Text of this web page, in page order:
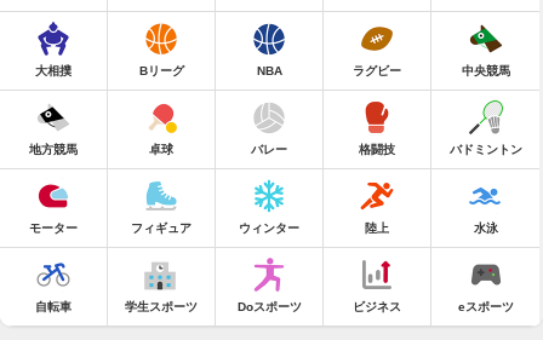
大相撲 Bリーグ NBA ラグビー 中央競馬
地方競馬 卓球 バレー 格闘技 バドミントン
モーター フィギュア ウィンター 陸上 水泳
自転車 学生スポーツ Doスポーツ ビジネス eスポーツ